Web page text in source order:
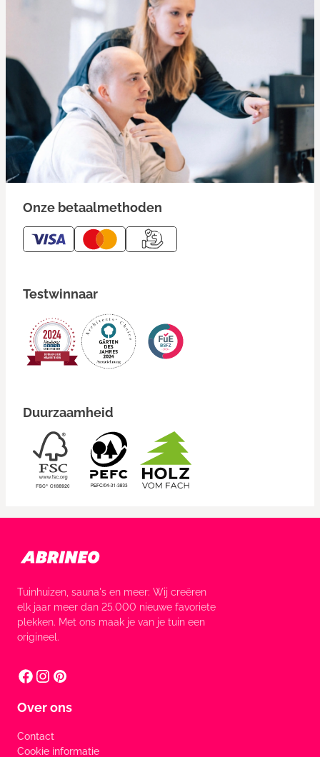
Onze betaalmethoden
Testwinnaar
Duurzaamheid
Tuinhuizen, sauna's en meer: Wij creëren
elk jaar meer dan 25.000 nieuwe favoriete
plekken. Met ons maak je van je tuin een
origineel.
Over ons
Contact
Cookie informatie